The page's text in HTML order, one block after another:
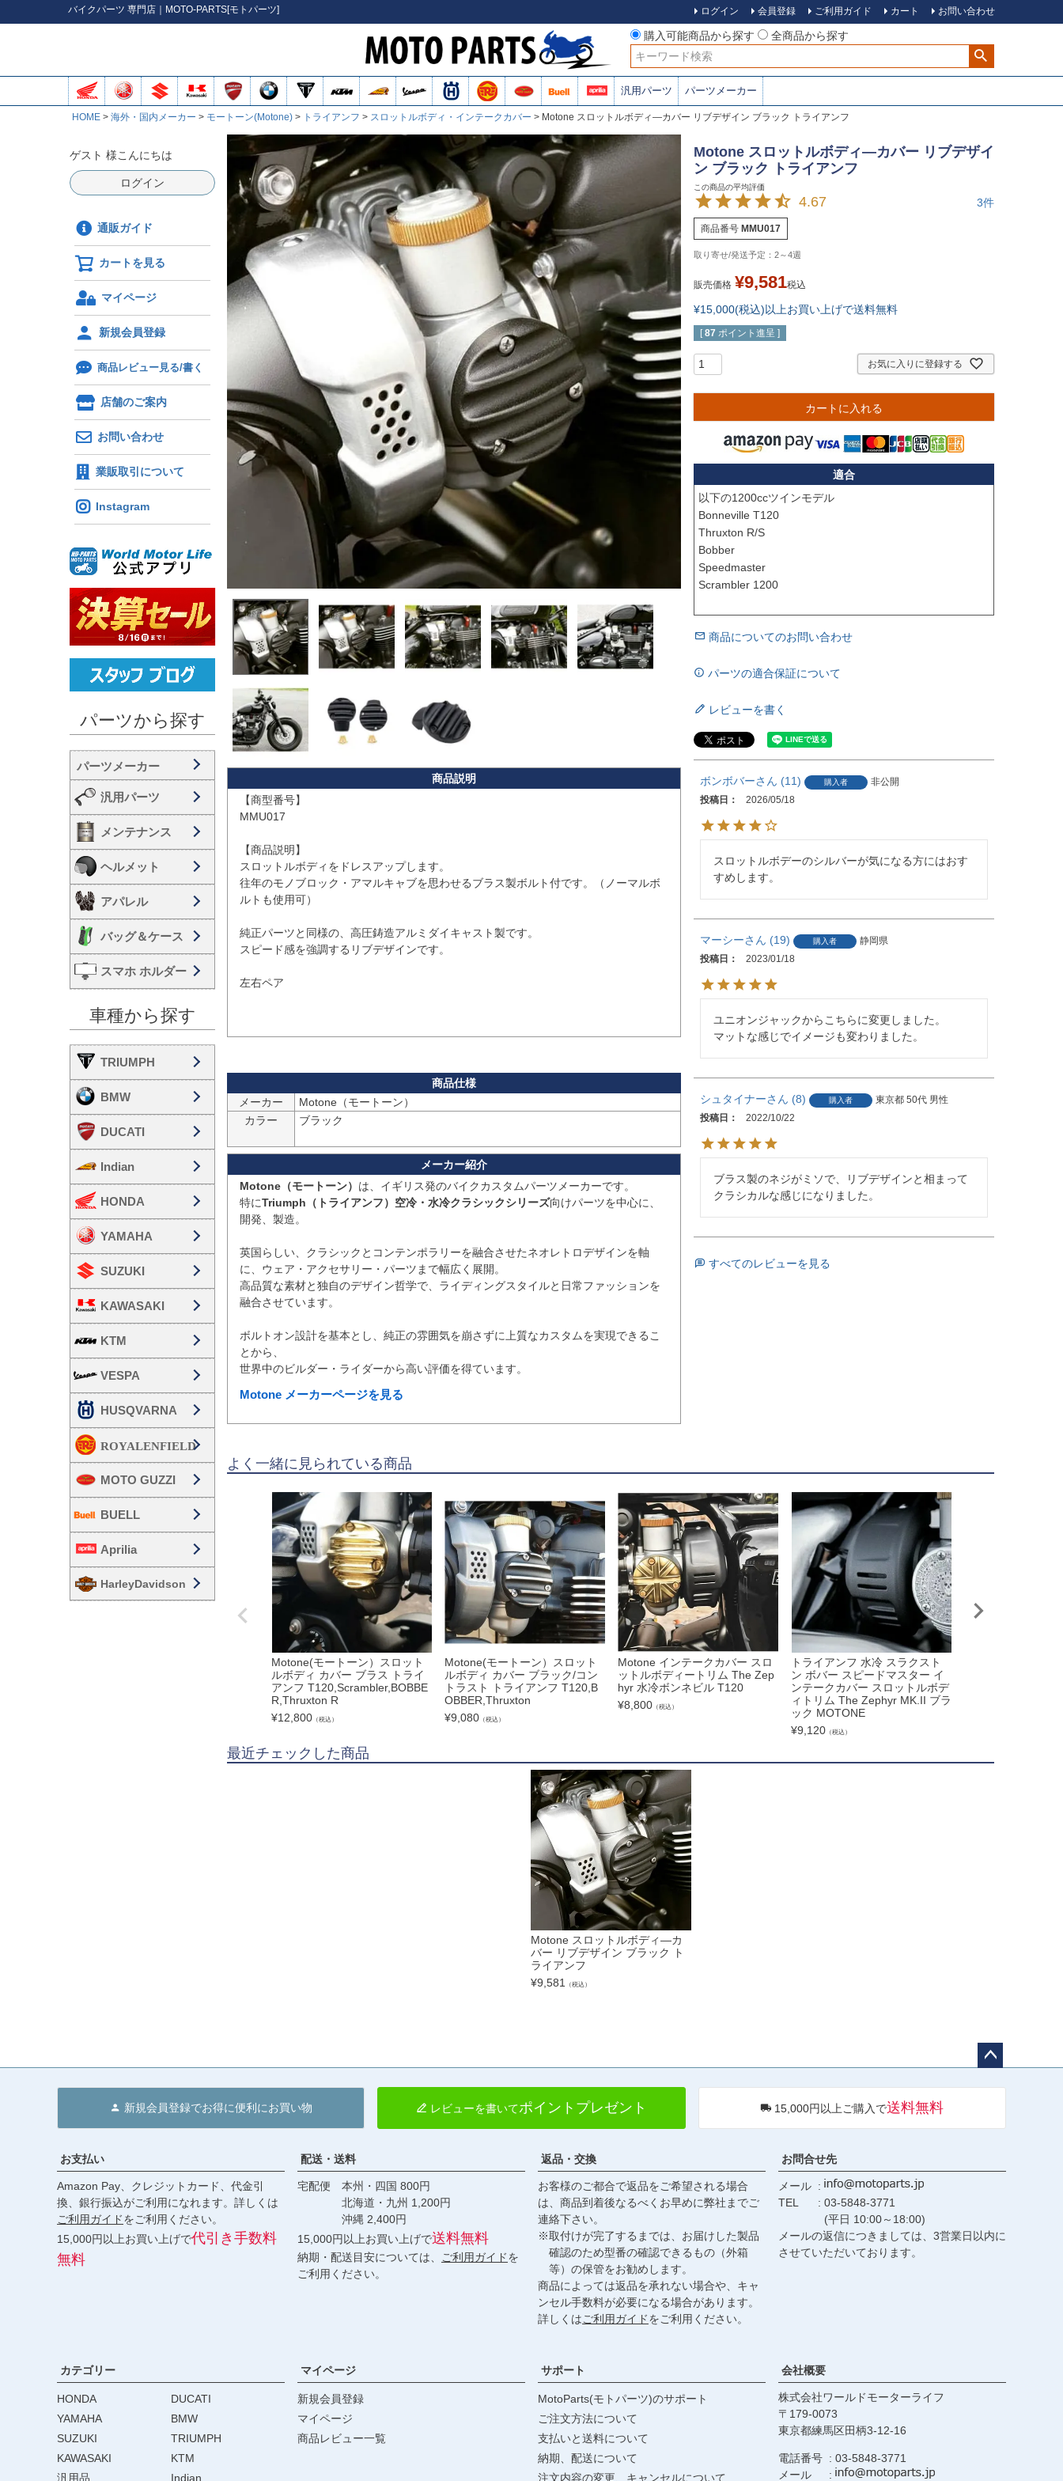
バイクパーツ 専門店｜MOTO-PARTS[モトパーツ] ログイン 会員登録 ご利用ガイド カート お問い合わせ
購入可能商品から探す
全商品から探す
検索
汎用パーツ パーツメーカー
HOME 海外・国内メーカー モートーン(Motone) トライアンフ スロットルボディ・インテークカバー Motone スロットルボディ―カバー リブデザイン ブラック トライアンフ
ゲスト 様こんにちは
ログイン
通販ガイド
カートを見る
マイページ
新規会員登録
商品レビュー見る/書く
店舗のご案内
お問い合わせ
業販取引について
Instagram
パーツから探す
汎用パーツ
メンテナンス
ヘルメット
アパレル
バッグ＆ケース
スマホ ホルダー
車種から探す
TRIUMPH
BMW
DUCATI
Indian
HONDA
YAMAHA
SUZUKI
KAWASAKI
KTM
VESPA
HUSQVARNA
MOTO GUZZI
BUELL
Aprilia
HarleyDavidson
【商型番号】
MMU017
【商品説明】
スロットルボディをドレスアップします。
往年のモノブロック・アマルキャブを思わせるブラス製ボルト付です。（ノーマルボ
ルトも使用可）
純正パーツと同様の、高圧鋳造アルミダイキャスト製です。
スピード感を強調するリブデザインです。
左右ペア
メーカー
Motone（モートーン）
カラー
ブラック
Motone（モートーン） は、イギリス発のバイクカスタムパーツメーカーです。
特にTriumph（トライアンフ）空冷・水冷クラシックシリーズ向けパーツを中心に、
開発、製造。
英国らしい、クラシックとコンテンポラリーを融合させたネオレトロデザインを軸
に、ウェア・アクセサリー・パーツまで幅広く展開。
高品質な素材と独自のデザイン哲学で、ライディングスタイルと日常ファッションを
融合させています。
ボルトオン設計を基本とし、純正の雰囲気を崩さずに上質なカスタムを実現できるこ
とから、
Motone メーカーページを見る
Motone スロットルボディ―カバー リブデザイ
ン ブラック トライアンフ
4.67 3
商品番号 MMU017
2～4週
販売価格 ¥9,581税込
¥15,000(税込)以上お買い上げで送料無料
[ 87 ポイント進呈 ]
お気に入りに登録する
カートに入れる
適合
以下の1200ccツインモデル
Bonneville T120
Thruxton R/S
Bobber
Speedmaster
Scrambler 1200
商品についてのお問い合わせ
パーツの適合保証について
レビューを書く
ボンボバー 11 購入者
非公開
投稿日
2026/05/18
スロットルボデーのシルバーが気になる方にはおす
すめします。
マーシー 19 購入者
静岡県
投稿日
2023/01/18
ユニオンジャックからこちらに変更しました。
マットな感じでイメージも変わりました。
シュタイナー 8 購入者 東京都 50代 男性
投稿日
2022/10/22
ブラス製のネジがミソで、リブデザインと相まって
クラシカルな感じになりました。
すべてのレビューを見る
よく一緒に見られている商品
Motone(モートーン）スロット
ルボディ カバー ブラス トライ
アンフ T120,Scrambler,BOBBE
R,Thruxton R
¥12,800 （税込）
Motone(モートーン）スロット
ルボディ カバー ブラック/コン
トラスト トライアンフ T120,B
OBBER,Thruxton
¥9,080 （税込）
Motone インテークカバー スロ
ットルボディートリム The Zep
hyr 水冷ボンネビル T120
¥8,800 （税込）
トライアンフ 水冷 スラクスト
ン ボバー スピードマスター イ
ンテークカバー スロットルボデ
ィトリム The Zephyr MK.II ブラ
ック MOTONE
¥9,120 （税込）
最近チェックした商品
Motone スロットルボディ―カ
バー リブデザイン ブラック ト
ライアンフ
¥9,581 （税込）
へ
新規会員登録でお得に便利にお買い物 レビューを書いてポイントプレゼント 15,000円以上ご購入で送料無料
お支払い
Amazon Pay、クレジットカード、代金引
換、銀行振込がご利用になれます。詳しくは
ご利用ガイドをご利用ください。
15,000円以上お買い上げで代引き手数料
無料
配送・送料
宅配便 本州・四国 800円
北海道・九州 1,200円
沖縄 2,400円
15,000円以上お買い上げで送料無料
納期・配送目安については、 ご利用ガイドを
ご利用ください。
返品・交換
お客様のご都合で返品をご希望される場合
は、商品到着後なるべくお早めに弊社までご
連絡下さい。
※取付けが完了するまでは、お届けした製品
確認のため型番の確認できるもの（外箱
等）の保管をお勧めします。
商品によっては返品を承れない場合や、キャ
ンセル手数料が必要になる場合があります。
詳しくはご利用ガイドをご利用ください。
お問合せ先
メール
TEL
03-5848-3771
(平日 10:00～18:00)
メールの返信につきましては、3営業日以内に
させていただいております。
カテゴリー
HONDA
YAMAHA
SUZUKI
KAWASAKI
汎用品
DUCATI
BMW
TRIUMPH
KTM
Indian
マイページ
新規会員登録
マイページ
商品レビュー一覧
サポート
MotoParts(モトパーツ)のサポート
ご注文方法について
支払いと送料について
納期、配送について
注文内容の変更、キャンセルについて
会社概要
株式会社ワールドモーターライフ
179-0073
東京都練馬区田柄3-12-16
電話番号
03-5848-3771
メール